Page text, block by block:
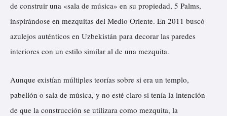
de construir una «sala de música» en su propiedad, 5 Palms,
inspirándose en mezquitas del Medio Oriente. En 2011 buscó
azulejos auténticos en Uzbekistán para decorar las paredes
interiores con un estilo similar al de una mezquita.
Aunque existían múltiples teorías sobre si era un templo,
pabellón o sala de música, y no esté claro si tenía la intención
de que la construcción se utilizara como mezquita, la